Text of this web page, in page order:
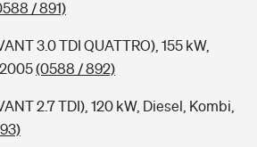
/ 891)
3.0 TDI QUATTRO), 155 kW,
(0588 / 892)
2.7 TDI), 120 kW, Diesel, Kombi,